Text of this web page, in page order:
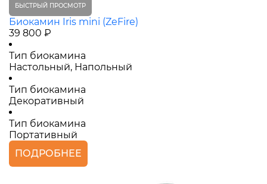
БЫСТРЫЙ ПРОСМОТР
Биокамин Iris mini (ZeFire)
39 800 ₽
Тип биокамина
Настольный, Напольный
Тип биокамина
Декоративный
Тип биокамина
Портативный
ПОДРОБНЕЕ